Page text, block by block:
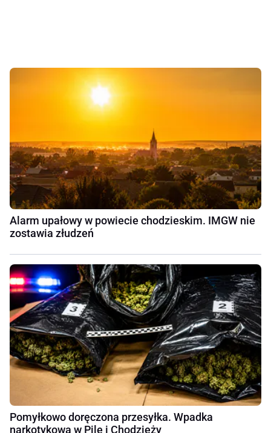
Alarm upałowy w powiecie chodzieskim. IMGW nie
zostawia złudzeń
Pomyłkowo doręczona przesyłka. Wpadka
narkotykowa w Pile i Chodzieży